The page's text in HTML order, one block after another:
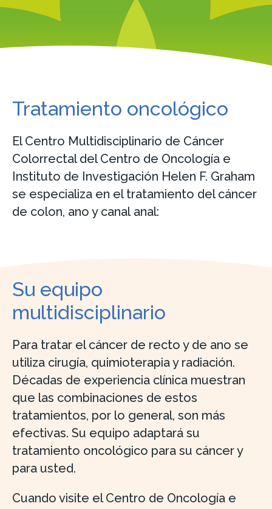
Tratamiento oncológico
El Centro Multidisciplinario de Cáncer
Colorrectal del Centro de Oncología e
Instituto de Investigación Helen F. Graham
se especializa en el tratamiento del cáncer
de colon, ano y canal anal:
Su equipo
multidisciplinario
Para tratar el cáncer de recto y de ano se
utiliza cirugía, quimioterapia y radiación.
Décadas de experiencia clínica muestran
que las combinaciones de estos
tratamientos, por lo general, son más
efectivas. Su equipo adaptará su
tratamiento oncológico para su cáncer y
para usted.
Cuando visite el Centro de Oncología e